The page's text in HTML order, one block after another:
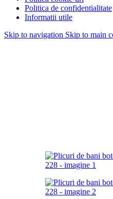
Politica de confidentialitate
Informatii utile
Skip to navigation Skip to main